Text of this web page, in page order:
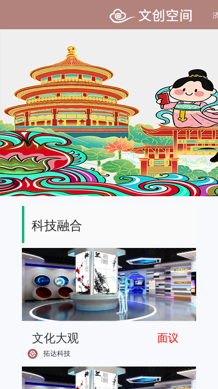
科技融合
文化大观 面议
拓达科技